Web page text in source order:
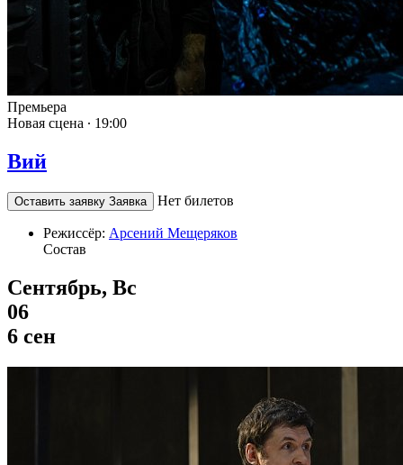
Премьера
Новая сцена ∙ 19:00
Вий
Оставить заявку Заявка Нет билетов
Режиссёр: Арсений Мещеряков
Состав
Сентябрь, Вс
06
6 сен